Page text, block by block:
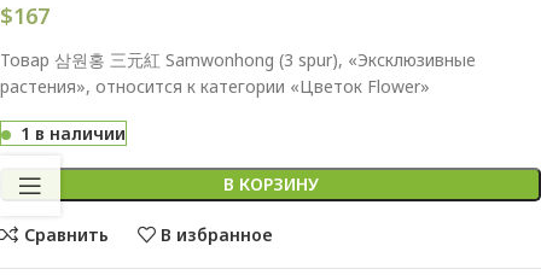
$167
Товар 삼원홍 三元紅 Samwonhong (3 spur), «Эксклюзивные
растения», относится к категории «Цветок Flower»
1 в наличии
В КОРЗИНУ
Сравнить В избранное